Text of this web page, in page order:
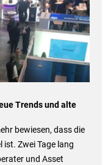
Trends und alte
bewiesen, dass die
Zwei Tage lang
und Asset